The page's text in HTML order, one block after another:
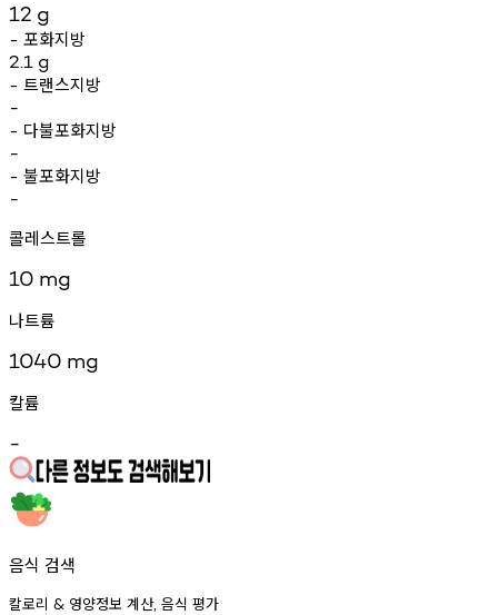
12 g
- 포화지방
2.1 g
- 트랜스지방
-
- 다불포화지방
-
- 불포화지방
-
콜레스트롤
10 mg
나트륨
1040 mg
칼륨
-
음식 검색
칼로리 & 영양정보 계산, 음식 평가